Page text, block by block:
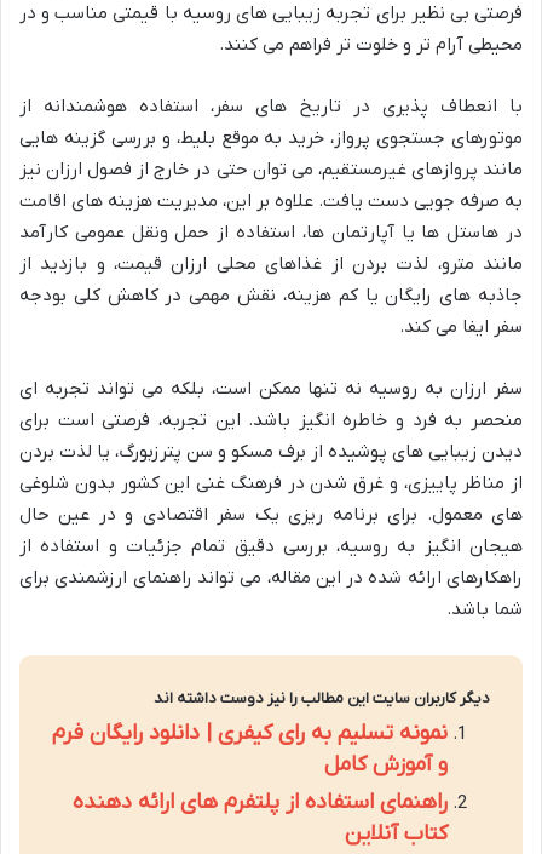
فرصتی بی نظیر برای تجربه زیبایی های روسیه با قیمتی مناسب و در
محیطی آرام تر و خلوت تر فراهم می کنند.
با انعطاف پذیری در تاریخ های سفر، استفاده هوشمندانه از
موتورهای جستجوی پرواز، خرید به موقع بلیط، و بررسی گزینه هایی
مانند پروازهای غیرمستقیم، می توان حتی در خارج از فصول ارزان نیز
به صرفه جویی دست یافت. علاوه بر این، مدیریت هزینه های اقامت
در هاستل ها یا آپارتمان ها، استفاده از حمل ونقل عمومی کارآمد
مانند مترو، لذت بردن از غذاهای محلی ارزان قیمت، و بازدید از
جاذبه های رایگان یا کم هزینه، نقش مهمی در کاهش کلی بودجه
سفر ایفا می کند.
سفر ارزان به روسیه نه تنها ممکن است، بلکه می تواند تجربه ای
منحصر به فرد و خاطره انگیز باشد. این تجربه، فرصتی است برای
دیدن زیبایی های پوشیده از برف مسکو و سن پترزبورگ، یا لذت بردن
از مناظر پاییزی، و غرق شدن در فرهنگ غنی این کشور بدون شلوغی
های معمول. برای برنامه ریزی یک سفر اقتصادی و در عین حال
هیجان انگیز به روسیه، بررسی دقیق تمام جزئیات و استفاده از
راهکارهای ارائه شده در این مقاله، می تواند راهنمای ارزشمندی برای
شما باشد.
دیگر کاربران سایت این مطالب را نیز دوست داشته اند
نمونه تسلیم به رای کیفری | دانلود رایگان فرم
و آموزش کامل
راهنمای استفاده از پلتفرم های ارائه دهنده
کتاب آنلاین